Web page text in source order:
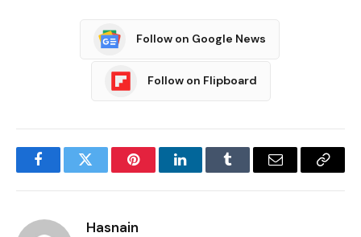
Follow on Google News
Follow on Flipboard
FacebookTwitter PinterestLinkedInTumblr Email
Copy
Hasnain